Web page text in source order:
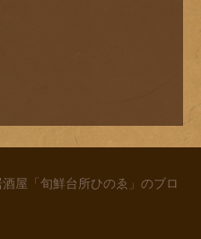
屋「旬鮮台所ひのゑ」のブロ